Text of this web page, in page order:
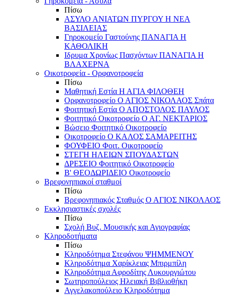
Πίσω
ΑΣΥΛΟ ΑΝΙΑΤΩΝ ΠΥΡΓΟΥ Η ΝΕΑ
ΒΑΣΙΛΕΙΑΣ
Γηροκομείο Γαστούνης ΠΑΝΑΓΙΑ Η
ΚΑΘΟΛΙΚΗ
Ιδρυμα Χρονίως Πασχόντων ΠΑΝΑΓΙΑ Η
ΒΛΑΧΕΡΝΑ
Οικοτροφεία - Ορφανοτροφεία
Πίσω
Μαθητική Εστία Η ΑΓΙΑ ΦΙΛΟΘΕΗ
Ορφανοτροφείο Ο ΑΓΙΟΣ ΝΙΚΟΛΑΟΣ Σπάτα
Φοιτητική Εστία Ο ΑΠΟΣΤΟΛΟΣ ΠΑΥΛΟΣ
Φοιτητικό Οικοτροφείο Ο ΑΓ. ΝΕΚΤΑΡΙΟΣ
Βώσειο Φοιτητικό Οικοτροφείο
Οικοτροφείο Ο ΚΑΛΟΣ ΣΑΜΑΡΕΙΤΗΣ
ΦΟΥΦΕΙΟ Φοιτ. Οικοτροφείο
ΣΤΕΓΗ ΗΛΕΙΩΝ ΣΠΟΥΔΑΣΤΩΝ
ΔΡΕΣΕΙΟ Φοιτητικό Οικοτροφείο
Β' ΘΕΟΔΩΡΙΔΕΙΟ Οικοτροφείο
Βρεφονηπιακοί σταθμοί
Πίσω
Βρεφονηπιακός Σταθμός Ο ΑΓΙΟΣ ΝΙΚΟΛΑΟΣ
Εκκλησιαστικές σχολές
Πίσω
Σχολή Βυζ. Μουσικής και Αγιογραφίας
Κληροδοτήματα
Πίσω
Κληροδότημα Στεφάνου ΨΗΜΜΕΝΟΥ
Κληροδότημα Χαρίκλειας Μπιρμπίλη
Κληροδότημα Αφροδίτης Λυκουργιώτου
Σωτηροπούλειος Ηλειακή Βιβλιοθήκη
Αγγελακοπούλειο Κληροδότημα